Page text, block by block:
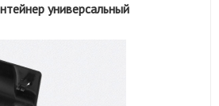
универсальный